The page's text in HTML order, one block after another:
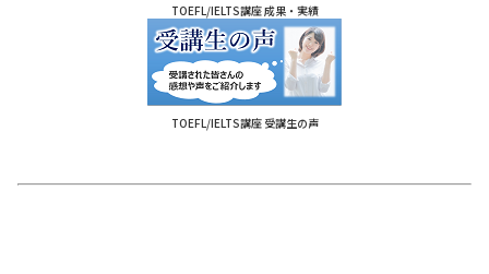
TOEFL/IELTS講座 成果・実績
TOEFL/IELTS講座 受講生の声